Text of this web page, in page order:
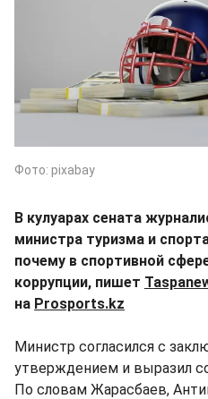
Фото: pixabay
В кулуарах сената
министра туризма и
почему в спортивной
коррупции, пишет
на Prosports.kz
Министр согласился с
утверждением и выразил
По словам Жарасбаев,